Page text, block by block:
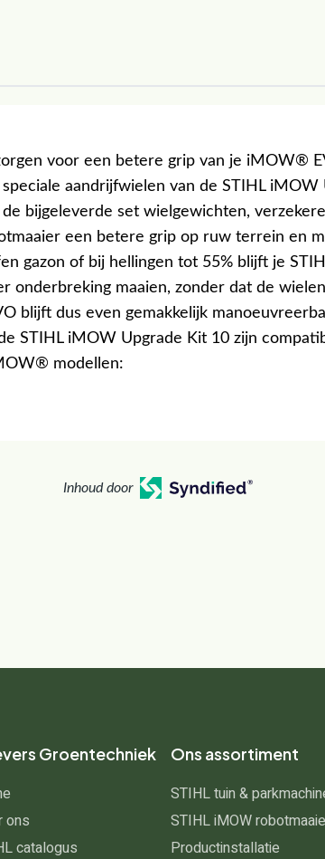
voor een betere grip van je iMOW®
aandrijfwielen van de STIHL iMOW
bijgeleverde set wielgewichten,
een betere grip op ruw terrein en
gazon of bij hellingen tot 55% blijft je
onderbreking maaien, zonder dat de
blijft dus even gemakkelijk
STIHL iMOW Upgrade Kit 10 zijn
modellen:
Inhoud door
Groentechniek
ons
catalogus
Ons assortiment
STIHL tuin &
STIHL iMOW
Productinstallatie